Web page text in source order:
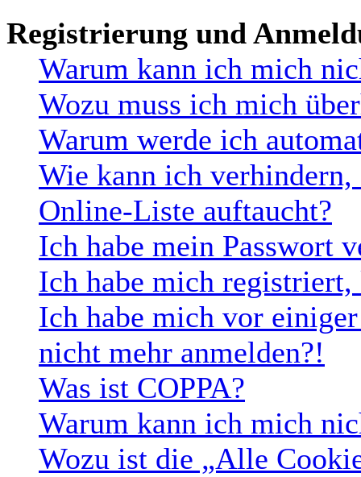
Registrierung und
Warum kann ich mich
Wozu muss ich mich
Warum werde ich
Wie kann ich verhindern,
Online-Liste auftaucht?
Ich habe mein Passwort
Ich habe mich
Ich habe mich vor
nicht mehr anmelden?!
Was ist COPPA?
Warum kann ich mich
Wozu ist die „Alle